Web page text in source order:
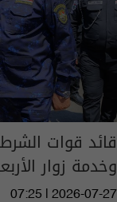
قائد قوات
وخدمة زوار
07:25 | 2026-07-27